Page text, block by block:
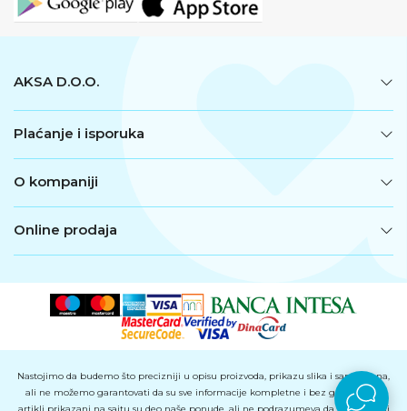
AKSA D.O.O.
Plaćanje i isporuka
O kompaniji
Online prodaja
Nastojimo da budemo što precizniji u opisu proizvoda, prikazu slika i samih cena,
ali ne možemo garantovati da su sve informacije kompletne i bez grešaka. Svi